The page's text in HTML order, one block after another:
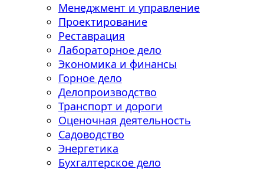
Менеджмент и управление
Проектирование
Реставрация
Лабораторное дело
Экономика и финансы
Горное дело
Делопроизводство
Транспорт и дороги
Оценочная деятельность
Садоводство
Энергетика
Бухгалтерское дело